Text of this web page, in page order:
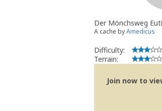
Der Mönchsweg
A cache byAmedicus
Difficulty:
Terrain:
Join now to